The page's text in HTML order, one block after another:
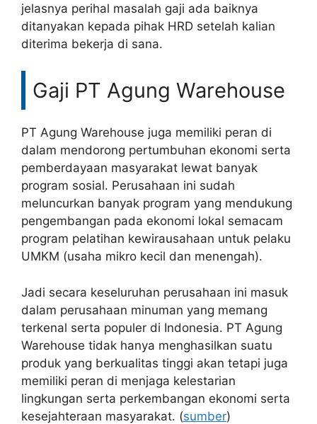
jelasnya perihal masalah gaji ada baiknya
ditanyakan kepada pihak HRD setelah kalian
diterima bekerja di sana.
Gaji PT Agung Warehouse
PT Agung Warehouse juga memiliki peran di
dalam mendorong pertumbuhan ekonomi serta
pemberdayaan masyarakat lewat banyak
program sosial. Perusahaan ini sudah
meluncurkan banyak program yang mendukung
pengembangan pada ekonomi lokal semacam
program pelatihan kewirausahaan untuk pelaku
UMKM (usaha mikro kecil dan menengah).
Jadi secara keseluruhan perusahaan ini masuk
dalam perusahaan minuman yang memang
terkenal serta populer di Indonesia. PT Agung
Warehouse tidak hanya menghasilkan suatu
produk yang berkualitas tinggi akan tetapi juga
memiliki peran di menjaga kelestarian
lingkungan serta perkembangan ekonomi serta
kesejahteraan masyarakat. (sumber)